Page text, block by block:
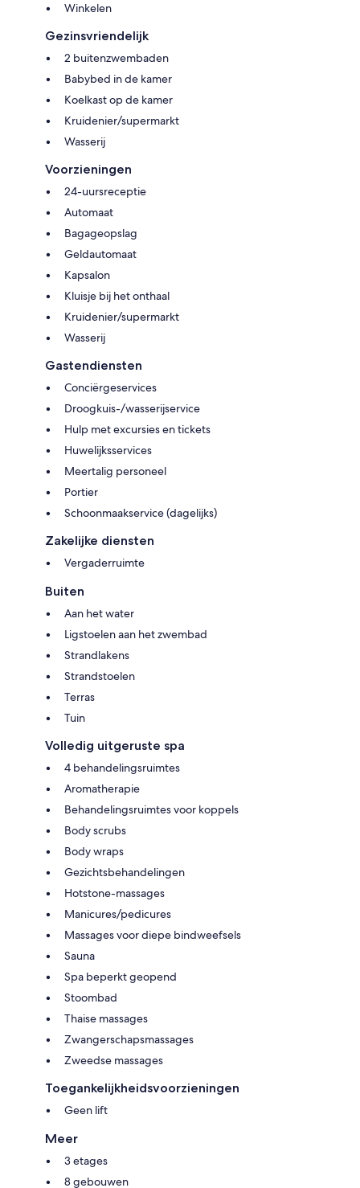
Winkelen
Gezinsvriendelijk
2 buitenzwembaden
Babybed in de kamer
Koelkast op de kamer
Kruidenier/supermarkt
Wasserij
Voorzieningen
24-uursreceptie
Automaat
Bagageopslag
Geldautomaat
Kapsalon
Kluisje bij het onthaal
Kruidenier/supermarkt
Wasserij
Gastendiensten
Conciërgeservices
Droogkuis-/wasserijservice
Hulp met excursies en tickets
Huwelijksservices
Meertalig personeel
Portier
Schoonmaakservice (dagelijks)
Zakelijke diensten
Vergaderruimte
Buiten
Aan het water
Ligstoelen aan het zwembad
Strandlakens
Strandstoelen
Terras
Tuin
Volledig uitgeruste spa
4 behandelingsruimtes
Aromatherapie
Behandelingsruimtes voor koppels
Body scrubs
Body wraps
Gezichtsbehandelingen
Hotstone-massages
Manicures/pedicures
Massages voor diepe bindweefsels
Sauna
Spa beperkt geopend
Stoombad
Thaise massages
Zwangerschapsmassages
Zweedse massages
Toegankelijkheidsvoorzieningen
Geen lift
Meer
3 etages
8 gebouwen